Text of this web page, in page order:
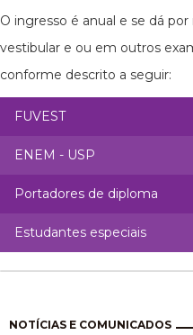
O ingresso é anual e se dá
vestibular e ou em outros
conforme descrito a seguir:
FUVEST
ENEM - USP
Portadores de diploma
Estudantes especiais
NOTÍCIAS E COMUNICADOS
Pagination